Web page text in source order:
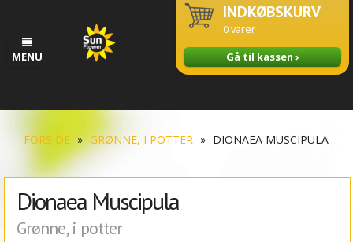
MENU
INDKØBSKURV
0varer
Gå til kassen ›
FORSIDE » GRØNNE, I POTTER » DIONAEA MUSCIPULA
Dionaea Muscipula
Grønne, i potter